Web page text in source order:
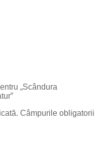
„Scândura
Câmpurile obligatorii